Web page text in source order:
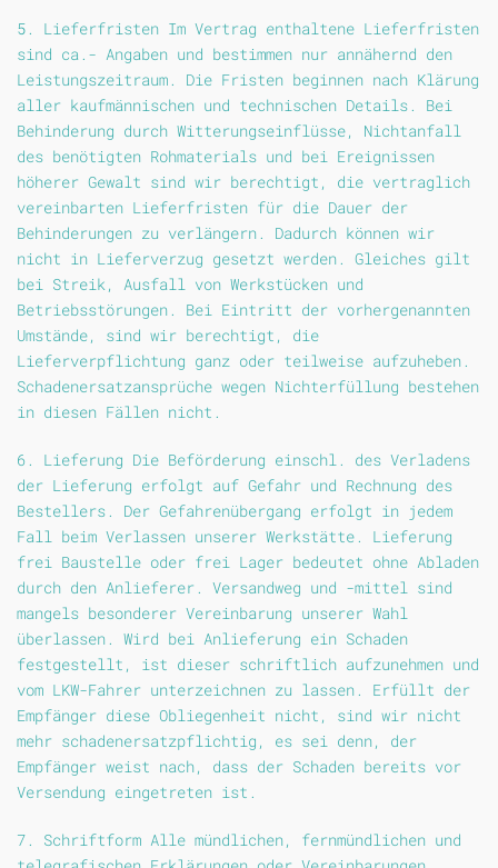
5. Lieferfristen Im Vertrag enthaltene Lieferfristen
sind ca.- Angaben und bestimmen nur annähernd den
Leistungszeitraum. Die Fristen beginnen nach Klärung
aller kaufmännischen und technischen Details. Bei
Behinderung durch Witterungseinflüsse, Nichtanfall
des benötigten Rohmaterials und bei Ereignissen
höherer Gewalt sind wir berechtigt, die vertraglich
vereinbarten Lieferfristen für die Dauer der
Behinderungen zu verlängern. Dadurch können wir
nicht in Lieferverzug gesetzt werden. Gleiches gilt
bei Streik, Ausfall von Werkstücken und
Betriebsstörungen. Bei Eintritt der vorhergenannten
Umstände, sind wir berechtigt, die
Lieferverpflichtung ganz oder teilweise aufzuheben.
Schadenersatzansprüche wegen Nichterfüllung bestehen
in diesen Fällen nicht.
6. Lieferung Die Beförderung einschl. des Verladens
der Lieferung erfolgt auf Gefahr und Rechnung des
Bestellers. Der Gefahrenübergang erfolgt in jedem
Fall beim Verlassen unserer Werkstätte. Lieferung
frei Baustelle oder frei Lager bedeutet ohne Abladen
durch den Anlieferer. Versandweg und -mittel sind
mangels besonderer Vereinbarung unserer Wahl
überlassen. Wird bei Anlieferung ein Schaden
festgestellt, ist dieser schriftlich aufzunehmen und
vom LKW-Fahrer unterzeichnen zu lassen. Erfüllt der
Empfänger diese Obliegenheit nicht, sind wir nicht
mehr schadenersatzpflichtig, es sei denn, der
Empfänger weist nach, dass der Schaden bereits vor
Versendung eingetreten ist.
7. Schriftform Alle mündlichen, fernmündlichen und